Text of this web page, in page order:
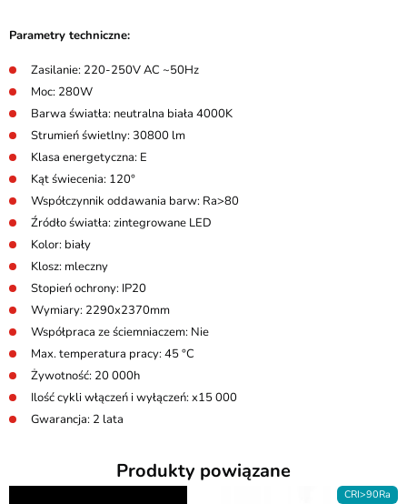
Parametry techniczne:
Zasilanie: 220-250V AC ~50Hz
Moc: 280W
Barwa światła: neutralna biała 4000K
Strumień świetlny: 30800 lm
Klasa energetyczna: E
Kąt świecenia: 120°
Współczynnik oddawania barw: Ra>80
Źródło światła: zintegrowane LED
Kolor: biały
Klosz: mleczny
Stopień ochrony: IP20
Wymiary: 2290x2370mm
Współpraca ze ściemniaczem: Nie
Max. temperatura pracy: 45 °C
Żywotność: 20 000h
Ilość cykli włączeń i wyłączeń: x15 000
Gwarancja: 2 lata
Produkty powiązane
CRI>90Ra